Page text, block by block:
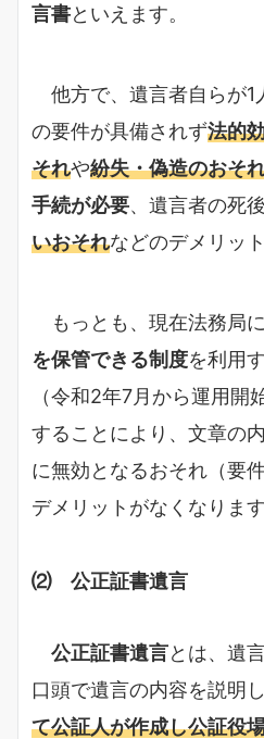
言書といえます。
他方で、遺言者自らが1
の要件が具備されず法的
それや紛失・偽造のおそ
手続が必要、遺言者の死後
いおそれなどのデメリッ
もっとも、現在法務局
を保管できる制度を利用
（令和2年7月から運用開
することにより、文章の
に無効となるおそれ（要
デメリットがなくなります
⑵ 公正証書遺言
公正証書遺言とは、遺
口頭で遺言の内容を説明し
て公証人が作成し公証役